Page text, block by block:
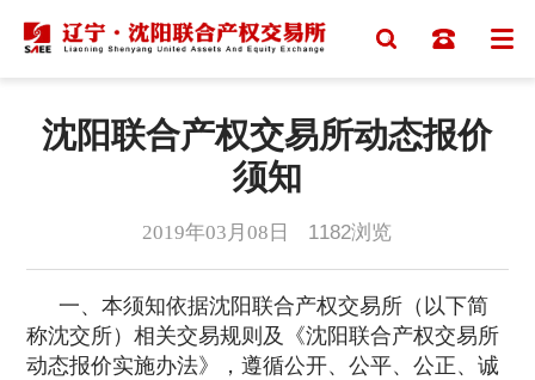
沈阳联合产权交易所动态报价
须知
2019年03月08日 1182浏览
一、本须知依据沈阳联合产权交易所（以下简
称沈交所）相关交易规则及《沈阳联合产权交易所
动态报价实施办法》，遵循公开、公平、公正、诚